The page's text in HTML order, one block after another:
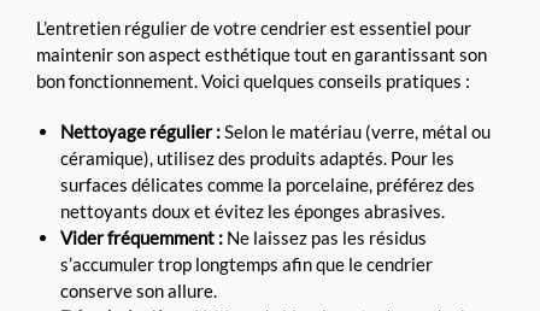
L’entretien régulier de votre cendrier est essentiel pour
maintenir son aspect esthétique tout en garantissant son
bon fonctionnement. Voici quelques conseils pratiques :
Nettoyage régulier : Selon le matériau (verre, métal ou
céramique), utilisez des produits adaptés. Pour les
surfaces délicates comme la porcelaine, préférez des
nettoyants doux et évitez les éponges abrasives.
Vider fréquemment : Ne laissez pas les résidus
s’accumuler trop longtemps afin que le cendrier
conserve son allure.